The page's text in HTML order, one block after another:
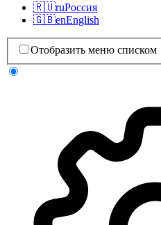
🇷🇺ruРоссия
🇬🇧enEnglish
Отобразить меню списком